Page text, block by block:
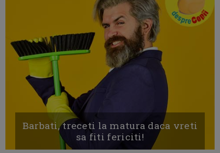
Barbati, treceti la matura daca vreti
sa fiti fericiti!